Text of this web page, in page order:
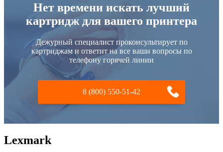
Нет времени искать лучший
картридж для вашего принтера
Дежурный специалист проконсультирует по
картриджам и ответит на все ваши вопросы по
телефону горячей линии
8 (800) 550-51-42
Lexmark